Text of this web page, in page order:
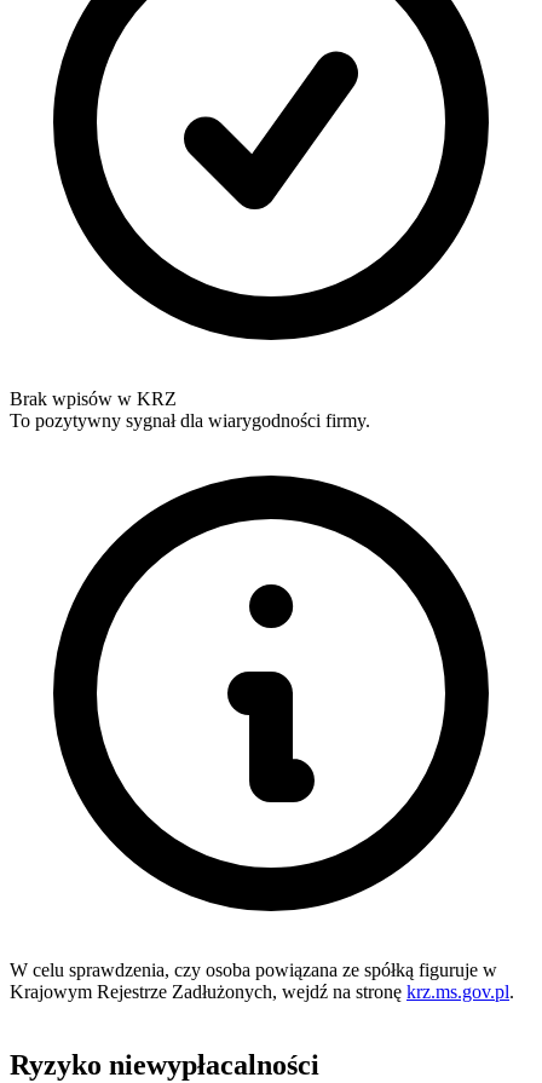
Brak wpisów w KRZ
To pozytywny sygnał dla wiarygodności firmy.
W celu sprawdzenia, czy osoba powiązana ze spółką figuruje w
Krajowym Rejestrze Zadłużonych, wejdź na stronę krz.ms.gov.pl.
Ryzyko niewypłacalności